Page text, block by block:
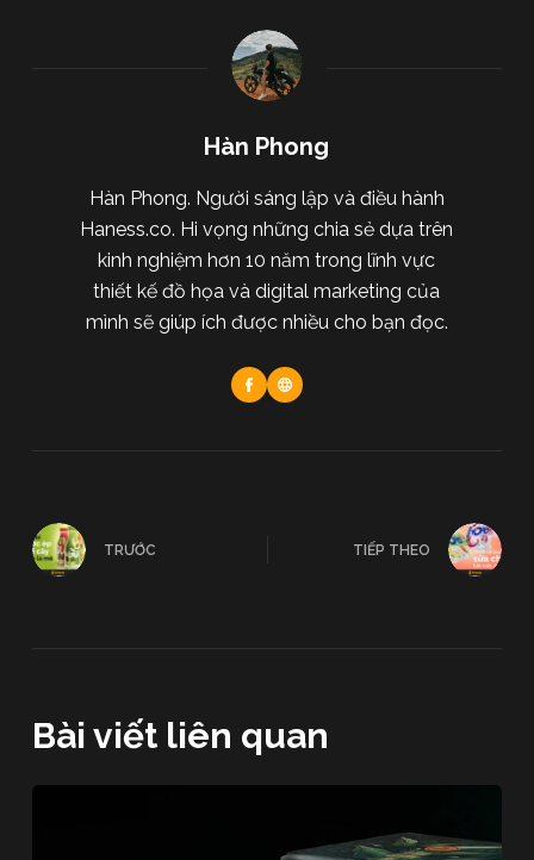
Hàn Phong
Hàn Phong. Người sáng lập và điều hành
Haness.co. Hi vọng những chia sẻ dựa trên
kinh nghiệm hơn 10 năm trong lĩnh vực
thiết kế đồ họa và digital marketing của
mình sẽ giúp ích được nhiều cho bạn đọc.
TRƯỚC TIẾP THEO
Bài viết liên quan